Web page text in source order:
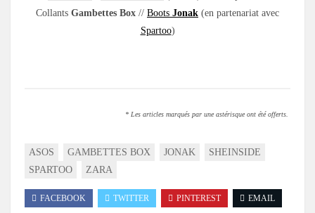
Collants Gambettes Box // Boots Jonak (en partenariat avec
Spartoo)
* Les articles marqués par une astérisque ont été offerts.
ASOS GAMBETTES BOX JONAK
SHEINSIDE
SPARTOO
ZARA
FACEBOOK TWITTER PINTEREST EMAIL